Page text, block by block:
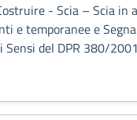
- Scia – Scia in
e temporanee e
del DPR 380/